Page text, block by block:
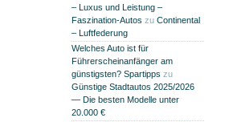
– Luxus und Leistung –
Faszination-Autos zu Continental
– Luftfederung
Welches Auto ist für
Führerscheinanfänger am
günstigsten? Spartipps zu
Günstige Stadtautos 2025/2026
— Die besten Modelle unter
20.000 €